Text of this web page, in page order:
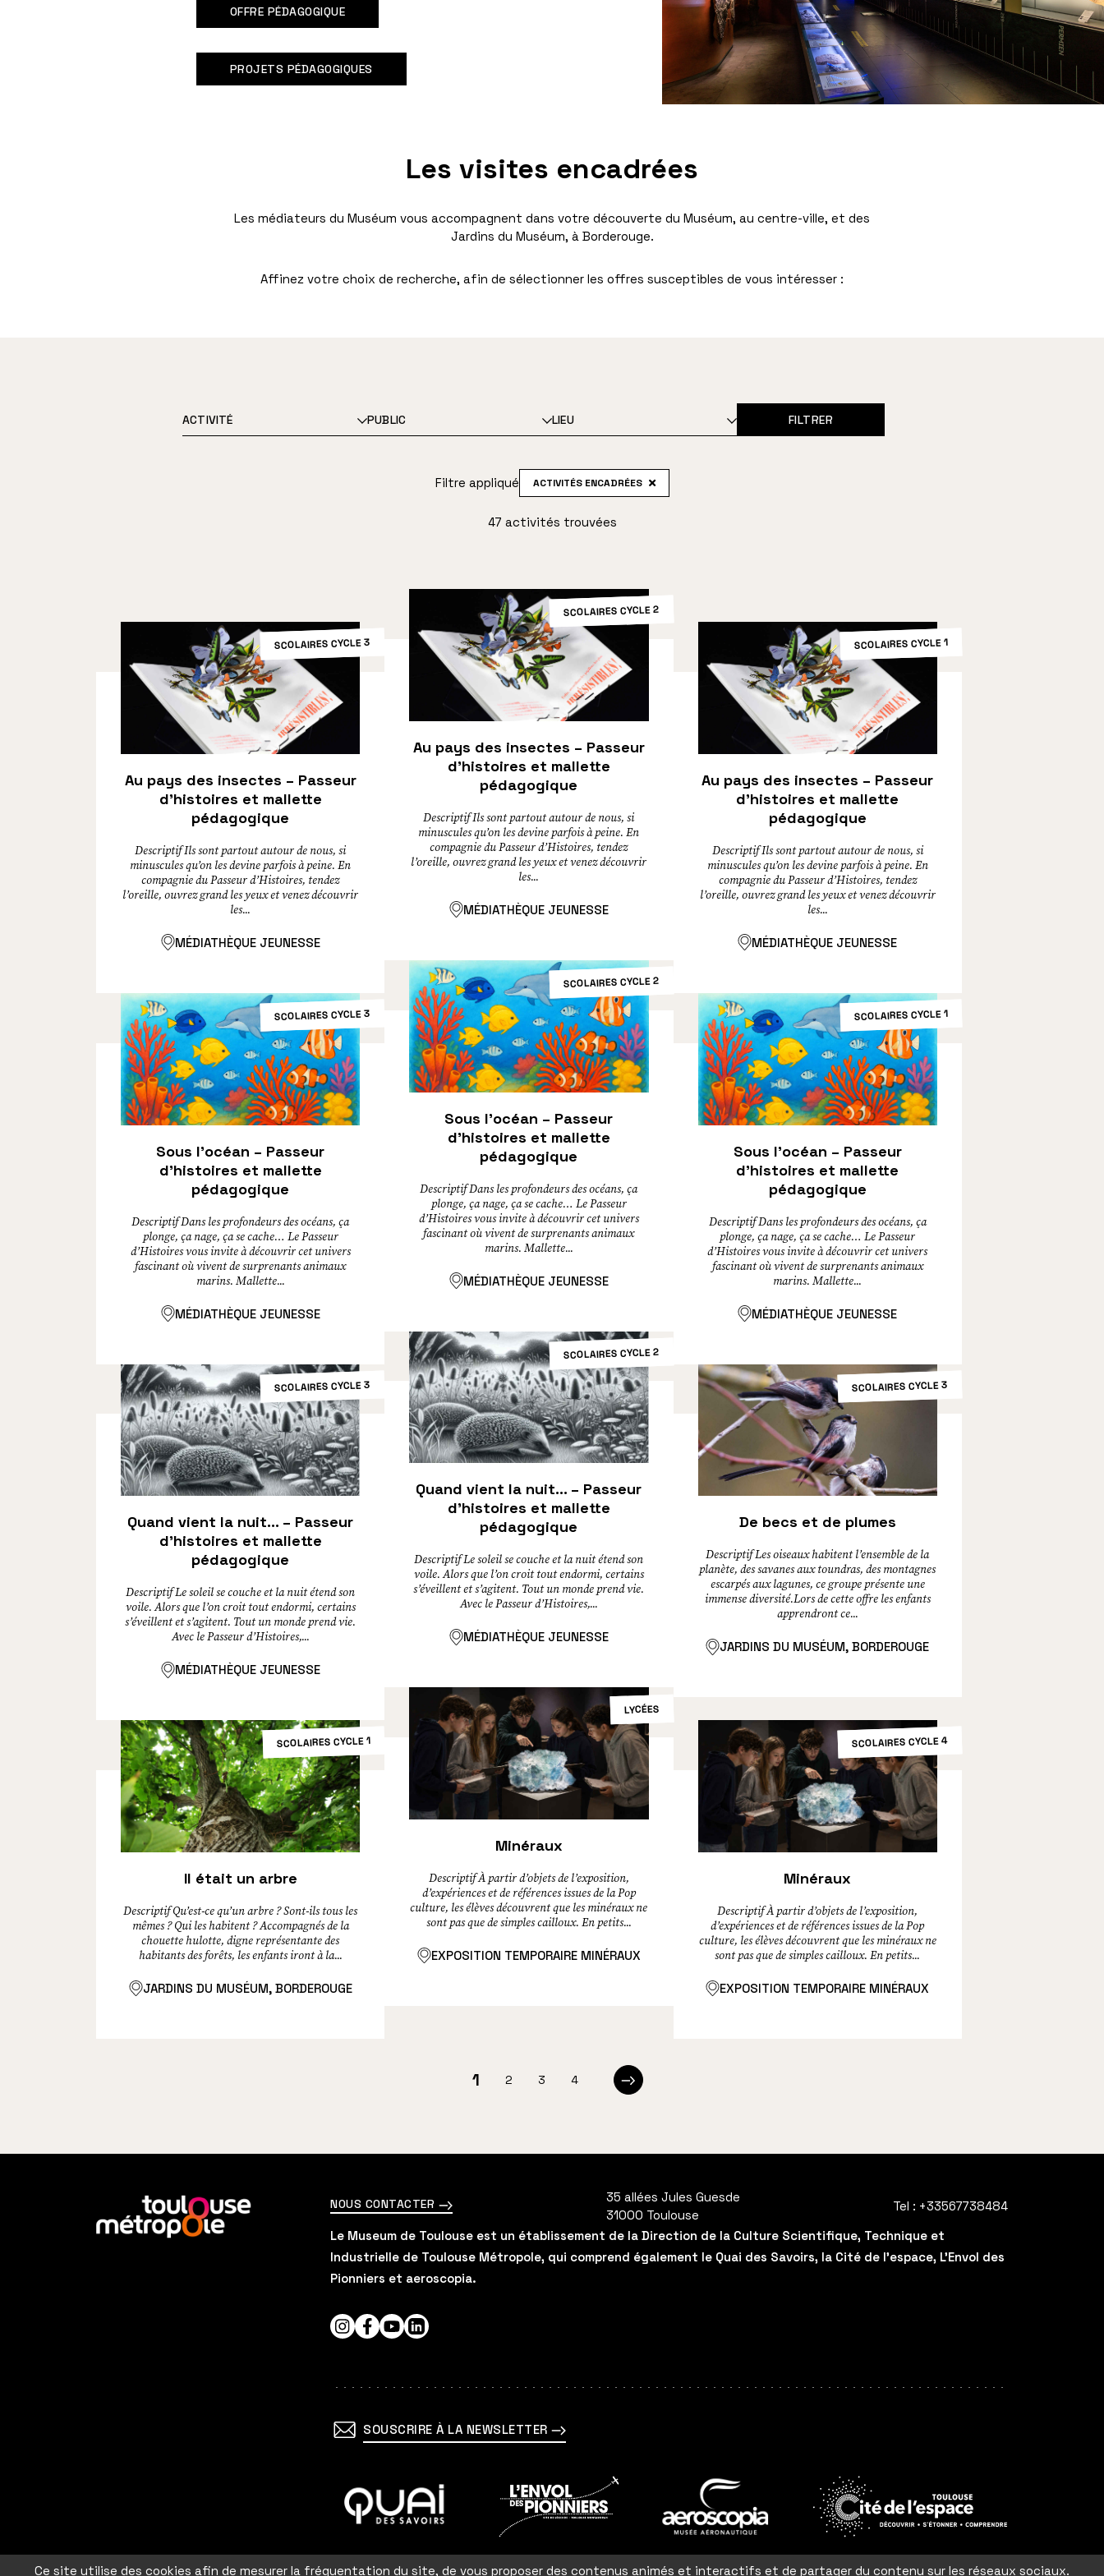
Ce site utilise des cookies afin de mesurer la fréquentation du site, de vous proposer des contenus animés et interactifs et de partager du contenu sur les réseaux sociaux.
OFFRE PÉDAGOGIQUE
PROJETS PÉDAGOGIQUES
Les visites encadrées
Les médiateurs du Muséum vous accompagnent dans votre découverte du Muséum, au centre-ville, et des
Jardins du Muséum, à Borderouge.
Affinez votre choix de recherche, afin de sélectionner les offres susceptibles de vous intéresser :
ACTIVITÉ PUBLIC LIEU FILTRER
Filtre appliqué ACTIVITÉS ENCADRÉES
47 activités trouvées
SCOLAIRES CYCLE 3
Au pays des insectes – Passeur
d’histoires et mallette
pédagogique
Descriptif Ils sont partout autour de nous, si
minuscules qu’on les devine parfois à peine. En
compagnie du Passeur d’Histoires, tendez
l’oreille, ouvrez grand les yeux et venez découvrir
les...
MÉDIATHÈQUE JEUNESSE
SCOLAIRES CYCLE 2
Au pays des insectes – Passeur
d’histoires et mallette
pédagogique
Descriptif Ils sont partout autour de nous, si
minuscules qu’on les devine parfois à peine. En
compagnie du Passeur d’Histoires, tendez
l’oreille, ouvrez grand les yeux et venez découvrir
les...
MÉDIATHÈQUE JEUNESSE
SCOLAIRES CYCLE 1
Au pays des insectes – Passeur
d’histoires et mallette
pédagogique
Descriptif Ils sont partout autour de nous, si
minuscules qu’on les devine parfois à peine. En
compagnie du Passeur d’Histoires, tendez
l’oreille, ouvrez grand les yeux et venez découvrir
les...
MÉDIATHÈQUE JEUNESSE
SCOLAIRES CYCLE 3
Sous l’océan – Passeur
d’histoires et mallette
pédagogique
Descriptif Dans les profondeurs des océans, ça
plonge, ça nage, ça se cache… Le Passeur
d’Histoires vous invite à découvrir cet univers
fascinant où vivent de surprenants animaux
marins. Mallette...
MÉDIATHÈQUE JEUNESSE
SCOLAIRES CYCLE 2
Sous l’océan – Passeur
d’histoires et mallette
pédagogique
Descriptif Dans les profondeurs des océans, ça
plonge, ça nage, ça se cache… Le Passeur
d’Histoires vous invite à découvrir cet univers
fascinant où vivent de surprenants animaux
marins. Mallette...
MÉDIATHÈQUE JEUNESSE
SCOLAIRES CYCLE 1
Sous l’océan – Passeur
d’histoires et mallette
pédagogique
Descriptif Dans les profondeurs des océans, ça
plonge, ça nage, ça se cache… Le Passeur
d’Histoires vous invite à découvrir cet univers
fascinant où vivent de surprenants animaux
marins. Mallette...
MÉDIATHÈQUE JEUNESSE
SCOLAIRES CYCLE 3
Quand vient la nuit… – Passeur
d’histoires et mallette
pédagogique
Descriptif Le soleil se couche et la nuit étend son
voile. Alors que l’on croit tout endormi, certains
s’éveillent et s’agitent. Tout un monde prend vie.
Avec le Passeur d’Histoires,...
MÉDIATHÈQUE JEUNESSE
SCOLAIRES CYCLE 2
Quand vient la nuit… – Passeur
d’histoires et mallette
pédagogique
Descriptif Le soleil se couche et la nuit étend son
voile. Alors que l’on croit tout endormi, certains
s’éveillent et s’agitent. Tout un monde prend vie.
Avec le Passeur d’Histoires,...
MÉDIATHÈQUE JEUNESSE
SCOLAIRES CYCLE 3
De becs et de plumes
Descriptif Les oiseaux habitent l’ensemble de la
planète, des savanes aux toundras, des montagnes
escarpés aux lagunes, ce groupe présente une
immense diversité.Lors de cette offre les enfants
apprendront ce...
JARDINS DU MUSÉUM, BORDEROUGE
SCOLAIRES CYCLE 1
Il était un arbre
Descriptif Qu’est-ce qu’un arbre ? Sont-ils tous les
mêmes ? Qui les habitent ? Accompagnés de la
chouette hulotte, digne représentante des
habitants des forêts, les enfants iront à la...
JARDINS DU MUSÉUM, BORDEROUGE
LYCÉES
Minéraux
Descriptif À partir d’objets de l’exposition,
d’expériences et de références issues de la Pop
culture, les élèves découvrent que les minéraux ne
sont pas que de simples cailloux. En petits...
EXPOSITION TEMPORAIRE MINÉRAUX
SCOLAIRES CYCLE 4
Minéraux
Descriptif À partir d’objets de l’exposition,
d’expériences et de références issues de la Pop
culture, les élèves découvrent que les minéraux ne
sont pas que de simples cailloux. En petits...
EXPOSITION TEMPORAIRE MINÉRAUX
pagination
Page
1 Page
2 Page
3 Page
4
Page
En
savoir
plus
NOUS CONTACTER
35 allées Jules Guesde
31000 Toulouse
Tel : +33567738484
Le Museum de Toulouse est un établissement de la Direction de la Culture Scientifique, Technique et
Industrielle de Toulouse Métropole, qui comprend également le Quai des Savoirs, la Cité de l'espace, L'Envol des
Pionniers et aeroscopia.
Instagram
Facebook
YouTubeLinkedIn
SOUSCRIRE À LA NEWSLETTER
savoir
savoir
savoir